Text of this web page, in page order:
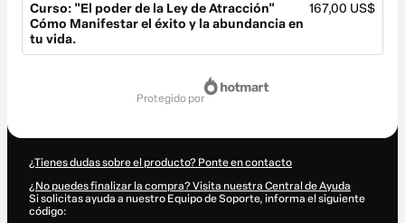
Curso: "El poder de la Ley de Atracción"
Cómo Manifestar el éxito y la abundancia en
tu vida.
167,00 US$
protegido por
¿Tienes dudas sobre el producto? Ponte en contacto
¿No puedes finalizar la compra? Visita nuestra Central de Ayuda
Si solicitas ayuda a nuestro Equipo de Soporte, informa el siguiente
código: